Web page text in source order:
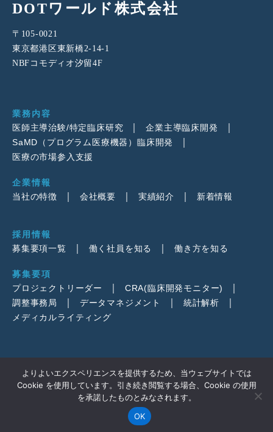
DOTワールド株式会社
〒105-0021
東京都港区東新橋2-14-1
NBFコモディオ汐留4F
業務内容
医師主導治験/特定臨床研究
企業主導臨床開発
SaMD（プログラム医療機器）臨床開発
医療の市場参入支援
企業情報
当社の特徴
会社概要 実績紹介 新着情報
採用情報
募集要項一覧
働く社員を知る 働き方を知る
募集要項
プロジェクトリーダー
CRA(臨床開発モニター)
調整事務局
データマネジメント
統計解析
メディカルライティング
DOT WORLD Co., Ltd.
よりよいエクスペリエンスを提供するため、当ウェブサイトでは
Cookie を使用しています。引き続き閲覧する場合、Cookie の使用
を承諾したものとみなされます。
OK